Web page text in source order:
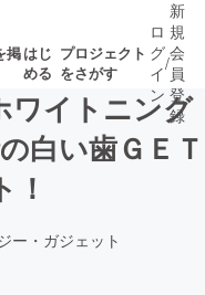
掲はじ
める
プロジェクト
をさがす
終了が近いプ
ロ
グ
イ
ン
/
新
規
会
員
登
録
ワイトニング
白い歯ＧＥＴ
！
ー・ガジェット